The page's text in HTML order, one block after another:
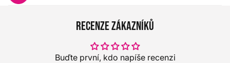
Recenze zákazníků
Buďte první, kdo napíše recenzi